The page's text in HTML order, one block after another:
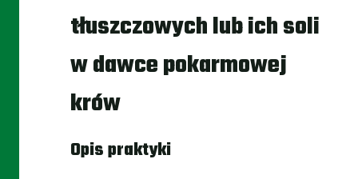
tłuszczowych lub ich soli
w dawce pokarmowej
krów
Opis praktyki